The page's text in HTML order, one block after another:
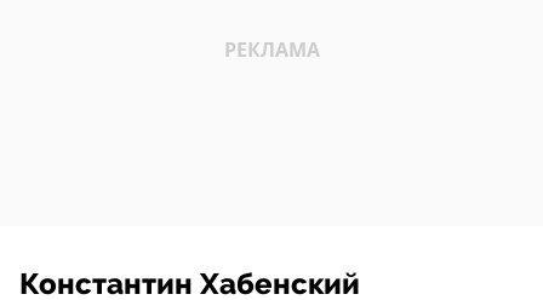
Константин Хабенский